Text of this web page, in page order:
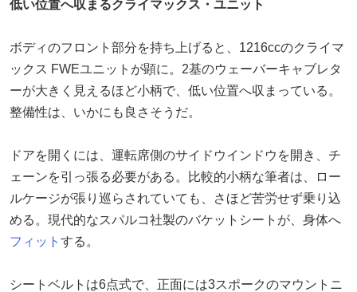
低い位置へ収まるクライマックス・ユニット
ボディのフロント部分を持ち上げると、1216ccのクライマ
ックス FWEユニットが顕に。2基のウェーバーキャブレタ
ーが大きく見えるほど小柄で、低い位置へ収まっている。
整備性は、いかにも良さそうだ。
ドアを開くには、運転席側のサイドウインドウを開き、チ
ェーンを引っ張る必要がある。比較的小柄な筆者は、ロー
ルケージが張り巡らされていても、さほど苦労せず乗り込
める。現代的なスパルコ社製のバケットシートが、身体へ
フィット する。
シートベルトは6点式で、正面には3スポークのマウントニ